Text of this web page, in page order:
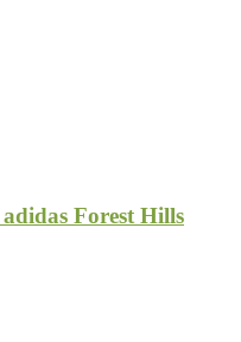
Forest Hills